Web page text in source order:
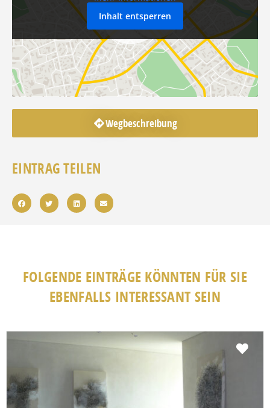
Inhalt entsperren
Wegbeschreibung
EINTRAG TEILEN
FOLGENDE EINTRÄGE KÖNNTEN FÜR SIE
EBENFALLS INTERESSANT SEIN